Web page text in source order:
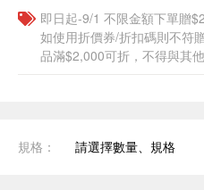
即日起-9/1 不限金額下單贈
如使用折價券/折扣碼則不符
品滿$2,000可折，不得與其
規格： 請選擇數量、規格